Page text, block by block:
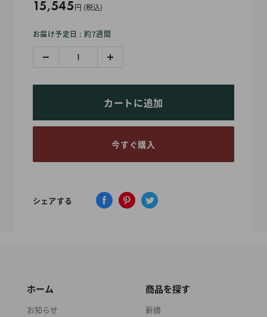
販
価
格
15,545円 (税込)
お届け予定日 : 約7週間
カートに追加
今すぐ購入
シェアする
ホーム
お知らせ
商品を探す
新譜